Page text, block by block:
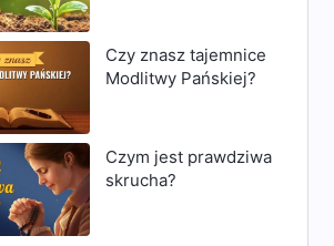
Czy znasz tajemnice
Modlitwy Pańskiej?
Czym jest prawdziwa
skrucha?